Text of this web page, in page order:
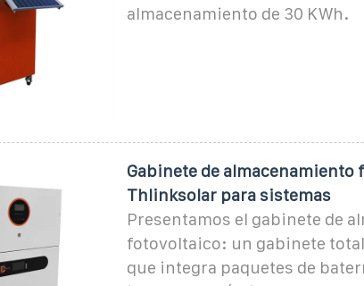
almacenamiento de 30 KWh.
Gabinete de almacenamiento
Thlinksolar para sistemas
Presentamos el gabinete de
fotovoltaico: un gabinete
que integra paquetes de